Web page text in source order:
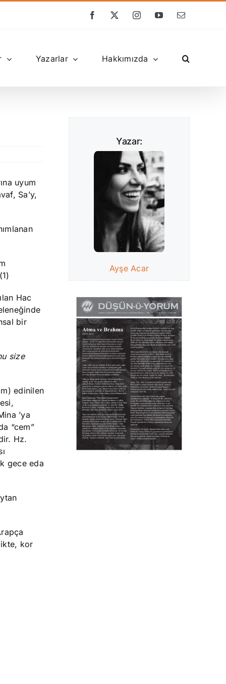
Facebook
X InstagramYouTube
E-
Yazarlar Hakkımızda
uyum
Sa’y,
Hac
bir
size
edinilen
’ya
“cem”
Hz.
gece eda
, kor
Yazar:
Ayşe Acar